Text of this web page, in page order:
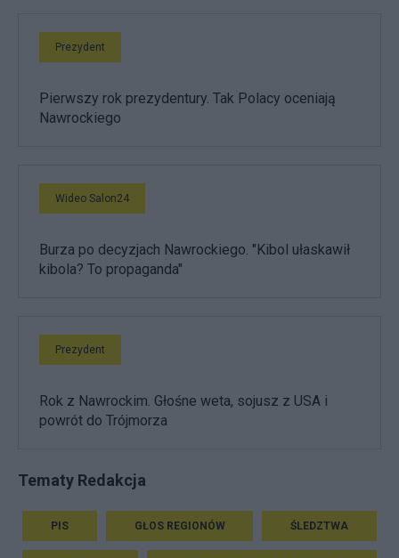
Prezydent
Pierwszy rok prezydentury. Tak Polacy oceniają
Nawrockiego
Wideo Salon24
Burza po decyzjach Nawrockiego. "Kibol ułaskawił
kibola? To propaganda"
Prezydent
Rok z Nawrockim. Głośne weta, sojusz z USA i
powrót do Trójmorza
Tematy Redakcja
PIS GŁOS REGIONÓW ŚLEDZTWA